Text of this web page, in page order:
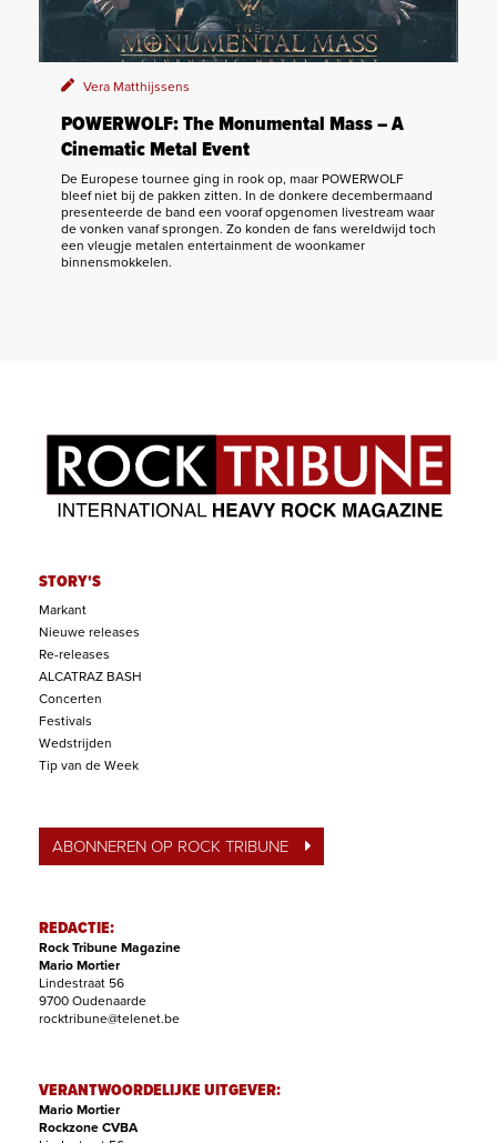
Vera Matthijssens
POWERWOLF: The Monumental Mass – A
Cinematic Metal Event
De Europese tournee ging in rook op, maar POWERWOLF
bleef niet bij de pakken zitten. In de donkere decembermaand
presenteerde de band een vooraf opgenomen livestream waar
de vonken vanaf sprongen. Zo konden de fans wereldwijd toch
een vleugje metalen entertainment de woonkamer
binnensmokkelen.
STORY'S
Markant
Nieuwe releases
Re-releases
ALCATRAZ BASH
Concerten
Festivals
Wedstrijden
Tip van de Week
ABONNEREN OP ROCK TRIBUNE
REDACTIE:
Rock Tribune Magazine
Mario Mortier
Lindestraat 56
9700 Oudenaarde
rocktribune@telenet.be
VERANTWOORDELIJKE UITGEVER:
Mario Mortier
Rockzone CVBA